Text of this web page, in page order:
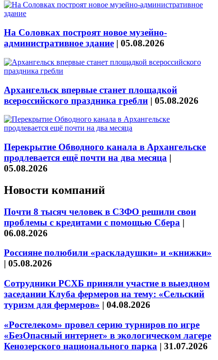
На Соловках построят новое музейно-
административное здание | 05.08.2026
Архангельск впервые станет площадкой
всероссийского праздника гребли | 05.08.2026
Перекрытие Обводного канала в Архангельске
продлевается ещё почти на два месяца |
05.08.2026
Новости компаний
Почти 8 тысяч человек в СЗФО решили свои
проблемы с кредитами с помощью Сбера |
06.08.2026
Россияне полюбили «раскладушки» и «книжки»
| 05.08.2026
Сотрудники РСХБ приняли участие в выездном
заседании Клуба фермеров на тему: «Сельский
туризм для фермеров» | 04.08.2026
«Ростелеком» провел серию турниров по игре
«БезОпасный интернет» в экологическом лагере
Кенозерского национального парка | 31.07.2026